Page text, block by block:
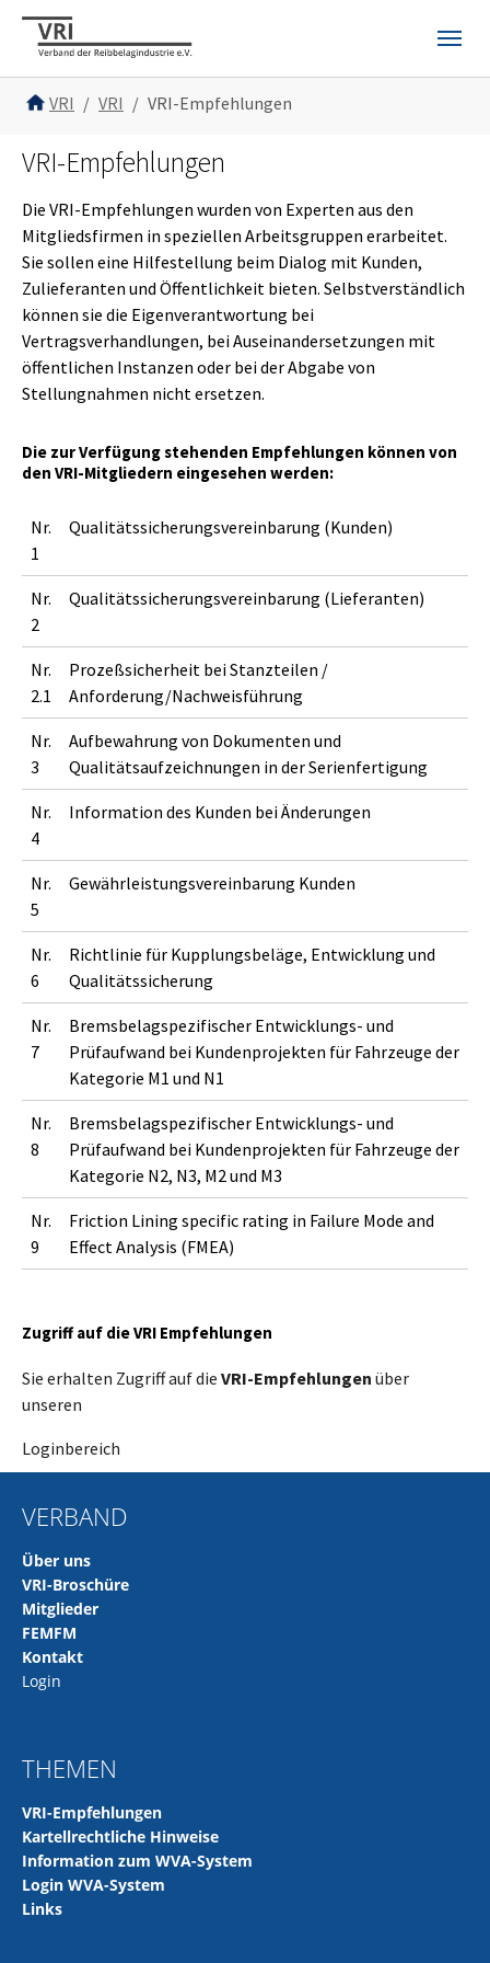
Skip to main navigation
Skip to main content
Skip to page footer
VRI VRI VRI-Empfehlungen
VRI-Empfehlungen
Die VRI-Empfehlungen wurden von Experten aus den
Mitgliedsfirmen in speziellen Arbeitsgruppen erarbeitet.
Sie sollen eine Hilfestellung beim Dialog mit Kunden,
Zulieferanten und Öffentlichkeit bieten. Selbstverständlich
können sie die Eigenverantwortung bei
Vertragsverhandlungen, bei Auseinandersetzungen mit
öffentlichen Instanzen oder bei der Abgabe von
Stellungnahmen nicht ersetzen.
Die zur Verfügung stehenden Empfehlungen können von
den VRI-Mitgliedern eingesehen werden:
Nr.
1
Qualitätssicherungsvereinbarung (Kunden)
Nr.
2
Qualitätssicherungsvereinbarung (Lieferanten)
Nr.
2.1
Prozeßsicherheit bei Stanzteilen /
Anforderung/Nachweisführung
Nr.
3
Aufbewahrung von Dokumenten und
Qualitätsaufzeichnungen in der Serienfertigung
Nr.
4
Information des Kunden bei Änderungen
Nr.
5
Gewährleistungsvereinbarung Kunden
Nr.
6
Richtlinie für Kupplungsbeläge, Entwicklung und
Qualitätssicherung
Nr.
7
Bremsbelagspezifischer Entwicklungs- und
Prüfaufwand bei Kundenprojekten für Fahrzeuge der
Kategorie M1 und N1
Nr.
8
Bremsbelagspezifischer Entwicklungs- und
Prüfaufwand bei Kundenprojekten für Fahrzeuge der
Kategorie N2, N3, M2 und M3
Nr.
9
Friction Lining specific rating in Failure Mode and
Effect Analysis (FMEA)
Zugriff auf die VRI Empfehlungen
Sie erhalten Zugriff auf die VRI-Empfehlungen über
unseren
Loginbereich
VERBAND
Über uns
VRI-Broschüre
Mitglieder
FEMFM
Kontakt
Login
THEMEN
VRI-Empfehlungen
Kartellrechtliche Hinweise
Information zum WVA-System
Login WVA-System
Links